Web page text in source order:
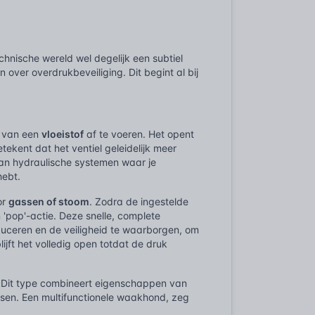
wereld wel degelijk een subtiel
over overdrukbeveiliging. Dit begint al bij
van eenvloeistof af te voeren. Het opent
dat het ventiel geleidelijk meer
hydraulische systemen waar je
gassen of stoom. Zodra de ingestelde
actie. Deze snelle, complete
en de veiligheid te waarborgen, om
het volledig open totdat de druk
type combineert eigenschappen van
Een multifunctionele waakhond, zeg